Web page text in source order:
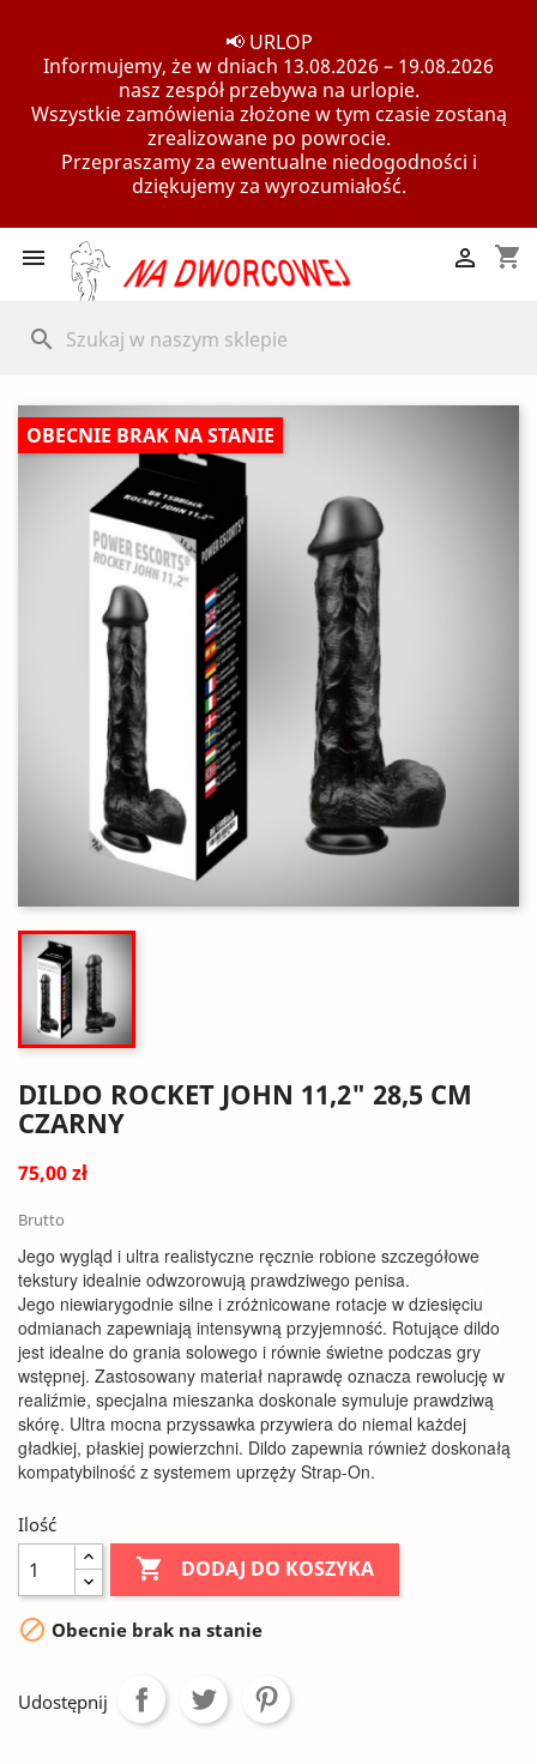
📢 URLOP
Informujemy, że w dniach 13.08.2026 – 19.08.2026
nasz zespół przebywa na urlopie.
Wszystkie zamówienia złożone w tym czasie zostaną
zrealizowane po powrocie.
Przepraszamy za ewentualne niedogodności i
dziękujemy za wyrozumiałość.
 shopping_cart

search
OBECNIE BRAK NA STANIE
DILDO ROCKET JOHN 11,2" 28,5 CM
CZARNY
75,00 zł
Brutto
Jego wygląd i ultra realistyczne ręcznie robione szczegółowe
tekstury idealnie odwzorowują prawdziwego penisa.
Jego niewiarygodnie silne i zróżnicowane rotacje w dziesięciu
odmianach zapewniają intensywną przyjemność. Rotujące dildo
jest idealne do grania solowego i równie świetne podczas gry
wstępnej. Zastosowany materiał naprawdę oznacza rewolucję w
realiźmie, specjalna mieszanka doskonale symuluje prawdziwą
skórę. Ultra mocna przyssawka przywiera do niemal każdej
gładkiej, płaskiej powierzchni. Dildo zapewnia również doskonałą
kompatybilność z systemem uprzęży Strap-On.
Ilość
 DODAJ DO KOSZYKA
 Obecnie brak na stanie
Udostępnij